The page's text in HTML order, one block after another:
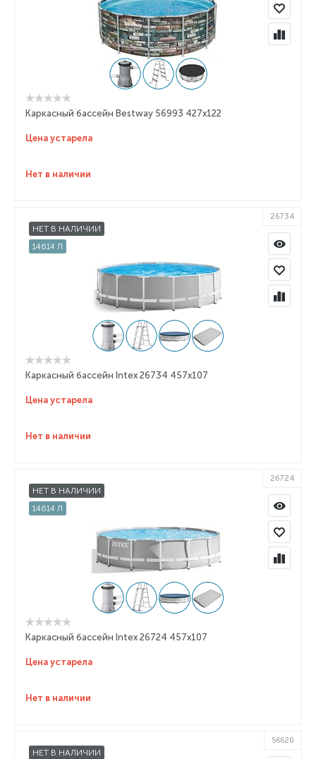
Каркасный бассейн Bestway 56993 427x122
Цена устарела
Нет в наличии
НЕТ В НАЛИЧИИ
14614 Л
26734
Каркасный бассейн Intex 26734 457x107
Цена устарела
Нет в наличии
НЕТ В НАЛИЧИИ
14614 Л
26724
Каркасный бассейн Intex 26724 457x107
Цена устарела
Нет в наличии
НЕТ В НАЛИЧИИ
56620